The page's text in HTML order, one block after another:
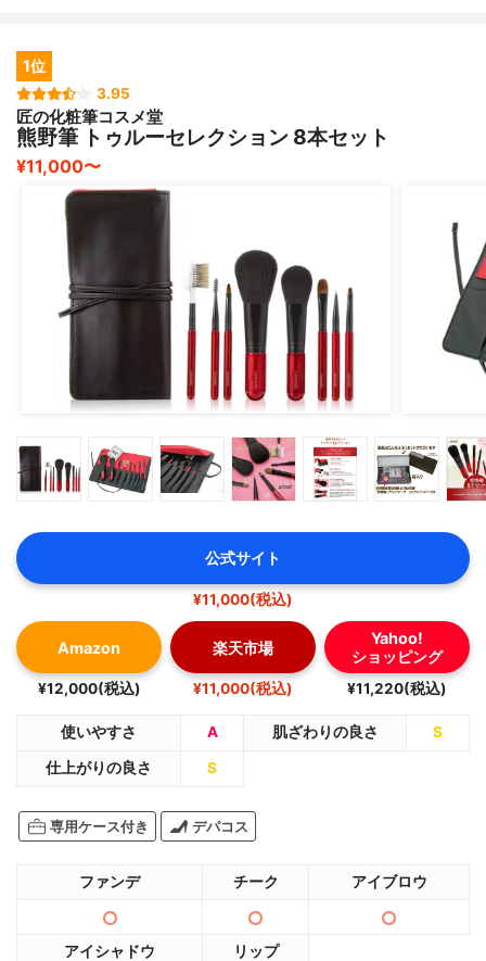
1位
3.95
匠の化粧筆コスメ堂
熊野筆 トゥルーセレクション 8本セット
¥11,000〜
公式サイト
¥11,000(税込)
Amazon
¥12,000(税込)
楽天市場
¥11,000(税込)
Yahoo!
ショッピング
¥11,220(税込)
使いやすさ A 肌ざわりの良さ S
仕上がりの良さ S
専用ケース付き デパコス
ファンデ チーク アイブロウ
アイシャドウ リップ